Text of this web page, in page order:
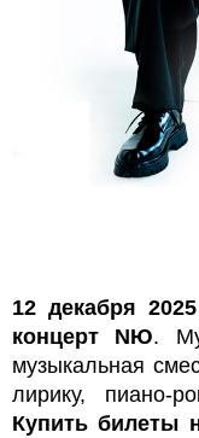
12 декабря
концерт NЮ.
музыкальная
лирику, пиано-
Купить билеты